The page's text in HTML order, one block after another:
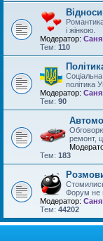
і жінкою.
Модератор: Саня
Тем: 110
політика
Модератор: Саня
Тем: 90
ремонт,
Тем: 183
Стомились
Форум не
Модератор: Саня
Тем: 44202